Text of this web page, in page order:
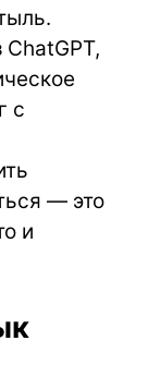
с
— это
и